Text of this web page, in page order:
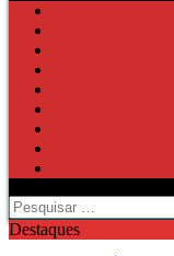
Pesquisar
por:
Destaques